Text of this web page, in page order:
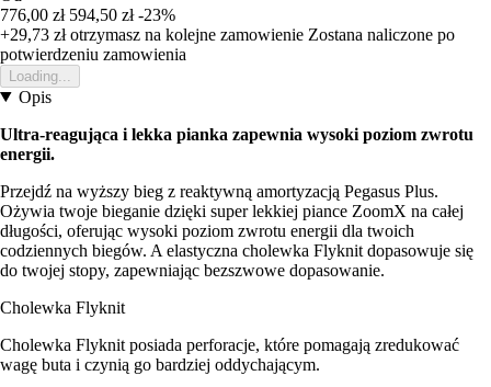
776,00 zł 594,50 zł -23%
+29,73 złotrzymasz na kolejne zamowienie Zostana naliczone po
potwierdzeniu zamowienia
Loading...
Opis
Ultra-reagująca i lekka pianka zapewnia wysoki poziom zwrotu
energii.
Przejdź na wyższy bieg z reaktywną amortyzacją Pegasus Plus.
Ożywia twoje bieganie dzięki super lekkiej piance ZoomX na całej
długości, oferując wysoki poziom zwrotu energii dla twoich
codziennych biegów. A elastyczna cholewka Flyknit dopasowuje się
do twojej stopy, zapewniając bezszwowe dopasowanie.
Cholewka Flyknit
Cholewka Flyknit posiada perforacje, które pomagają zredukować
wagę buta i czynią go bardziej oddychającym.